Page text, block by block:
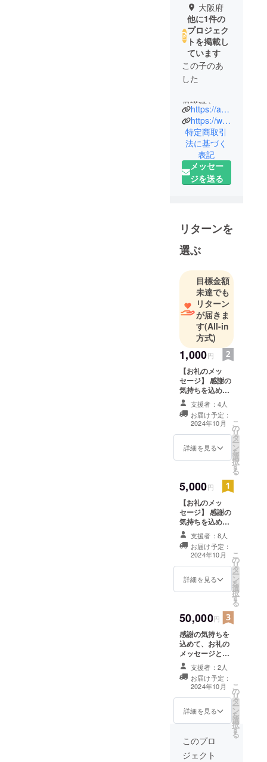
大阪府
他に1件の
プロジェク
トを掲載し
ています
この子のあ
した
保護猫シェ
ルターで
す。
常時70匹ぐ
らいの猫さ
んたちと過
飼主さん死
去、崩壊な
失った子た
ちを保護し
ています。
https://ameblo.jp/daruma4989/entry-12842897338.html
https://www.instagram.com/konoasu?igsh=MWg1NnUwZnB1dzNnZg==
特定商取引
法に基づく
表記
メッセー
ジを送る
リターンを
選ぶ
目標金額
未達でも
リターン
が届きま
す(All-in
方式)
1,000円
【お礼のメッ
セージ】 感謝の
気持ちを込め
て、お礼のメッ
セージをお送り
します。
支援者：4人
お届け予定：
2024年10月
詳細を見る
こ
の
リ
タ
ー
ン
を
選
択
す
る
5,000円
【お礼のメッ
セージ】 感謝の
気持ちを込め
て、お礼のメッ
セージと建立し
たお墓の写真を
お送りします。
支援者：8人
お届け予定：
2024年10月
詳細を見る
こ
の
リ
タ
ー
ン
を
選
択
す
る
50,000円
感謝の気持ちを
込めて、お礼の
メッセージと建
立したお墓の写
真をお送りしま
す。 ネームプ
レートにお名前
を掲載させて頂
きます。 ※支援
お名前をご記入
ください。
支援者：2人
お届け予定：
2024年10月
詳細を見る
こ
の
リ
タ
ー
ン
を
選
択
す
る
このプロ
ジェクト